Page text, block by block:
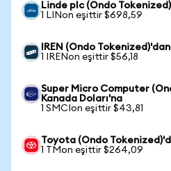
Linde plc (Ondo
1 LINon eşittir $698,59
IREN (Ondo
1 IRENon eşittir $56,18
Super Micro Computer
Kanada Doları'na
1 SMCIon eşittir $43,81
Toyota (Ondo
1 TMon eşittir $264,09